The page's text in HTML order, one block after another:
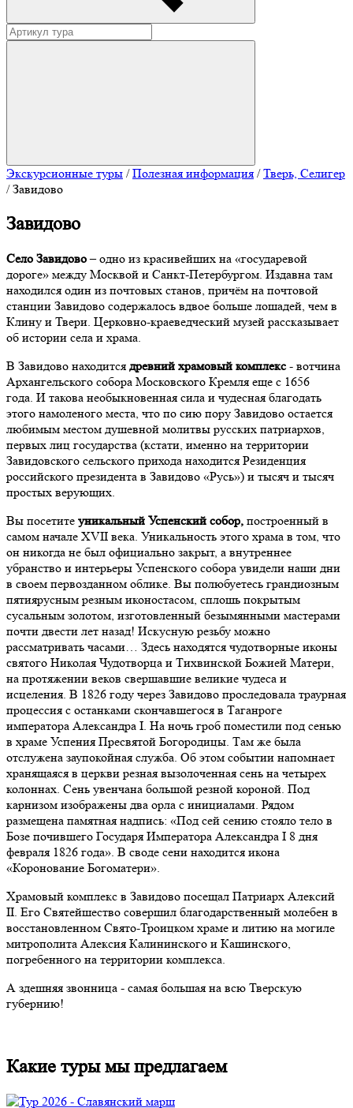
Экскурсионные туры / Полезная информация /Тверь, Селигер
/Завидово
Завидово
Cело Завидово– одно из красивейших на «государевой
дороге» между Москвой и Санкт-Петербургом. Издавна там
находился один из почтовых станов, причём на почтовой
станции Завидово содержалось вдвое больше лошадей, чем в
Клину и Твери. Церковно-краеведческий музей рассказывает
об истории села и храма.
В Завидово находится древний храмовый комплекс- вотчина
Архангельского собора Московского Кремля еще с 1656
года. И такова необыкновенная сила и чудесная благодать
этого намоленого места, что по сию пору Завидово остается
любимым местом душевной молитвы русских патриархов,
первых лиц государства (кстати, именно на территории
Завидовского сельского прихода находится Резиденция
российского президента в Завидово «Русь») и тысяч и тысяч
простых верующих.
Вы посетите уникальный Успенский собор, построенный в
самом начале XVII века. Уникальность этого храма в том, что
он никогда не был официально закрыт, а внутреннее
убранство и интерьеры Успенского собора увидели наши дни
в своем первозданном облике. Вы полюбуетесь грандиозным
пятиярусным резным иконостасом, сплошь покрытым
сусальным золотом, изготовленный безымянными мастерами
почти двести лет назад! Искусную резьбу можно
рассматривать часами… Здесь находятся чудотворные иконы
святого Николая Чудотворца и Тихвинской Божией Матери,
на протяжении веков свершавшие великие чудеса и
исцеления. В 1826 году через Завидово проследовала траурная
процессия с останками скончавшегося в Таганроге
императора Александра I. На ночь гроб поместили под сенью
в храме Успения Пресвятой Богородицы. Там же была
отслужена заупокойная служба. Об этом событии напомнает
хранящаяся в церкви резная вызолоченная сень на четырех
колоннах. Сень увенчана большой резной короной. Под
карнизом изображены два орла с инициалами. Рядом
размещена памятная надпись: «Под сей сению стояло тело в
Бозе почившего Государя Императора Александра I 8 дня
февраля 1826 года». В своде сени находится икона
«Коронование Богоматери».
Храмовый комплекс в Завидово посещал Патриарх Алексий
II. Его Святейшество совершил благодарственный молебен в
восстановленном Свято-Троицком храме и литию на могиле
митрополита Алексия Калининского и Кашинского,
погребенного на территории комплекса.
А здешняя звонница - самая большая на всю Тверскую
губернию!
Какие туры мы предлагаем